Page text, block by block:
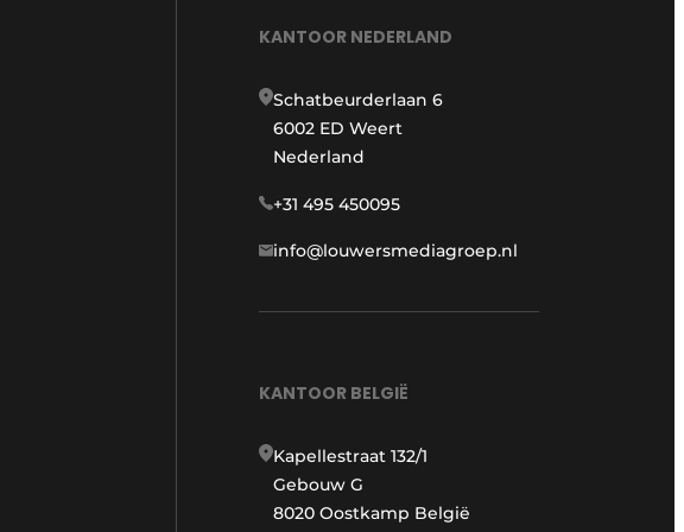
KANTOOR NEDERLAND
Schatbeurderlaan 6
6002 ED Weert
Nederland
+31 495 450095
info@louwersmediagroep.nl
KANTOOR BELGIË
Kapellestraat 132/1
Gebouw G
8020 Oostkamp België